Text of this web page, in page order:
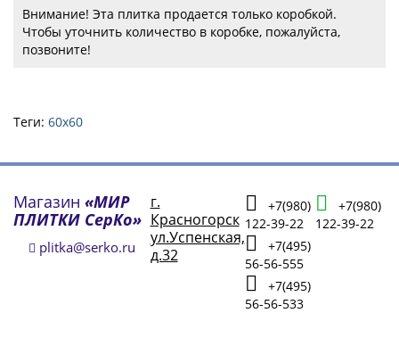
Внимание! Эта плитка продается только коробкой.
Чтобы уточнить количество в коробке, пожалуйста,
позвоните!
Теги: 60х60
Магазин «МИР
ПЛИТКИ СерКо»
plitka@serko.ru
г.
Красногорск
ул.Успенская,
д.32
+7(980)
122-39-22
+7(495)
56-56-555
+7(495)
56-56-533
+7(980)
122-39-22